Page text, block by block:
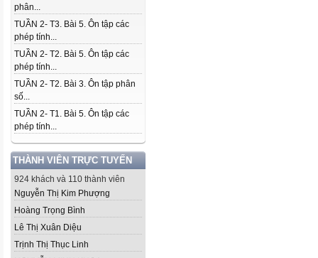
phân...
TUẦN 2- T3. Bài 5. Ôn tập các
phép tính...
TUẦN 2- T2. Bài 5. Ôn tập các
phép tính...
TUẦN 2- T2. Bài 3. Ôn tập phân
số...
TUẦN 2- T1. Bài 5. Ôn tập các
phép tính...
THÀNH VIÊN TRỰC TUYẾN
924 khách và 110 thành viên
Nguyễn Thị Kim Phượng
Hoàng Trọng Bình
Lê Thị Xuân Diệu
Trịnh Thị Thục Linh